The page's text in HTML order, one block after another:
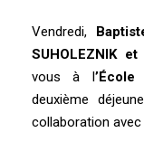
Vendredi,
SUHOLEZNIK
vous à l
deuxième
collaboration avec